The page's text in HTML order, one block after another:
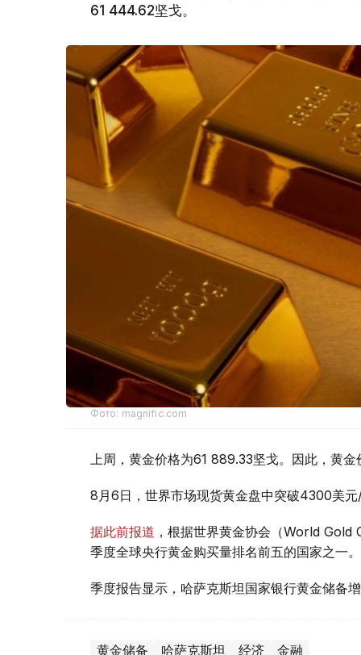
61 444.62坚戈。
Фото: magnific.com
上周，黄金价格为61 889.33坚戈。因此，黄
8月6日，世界市场现货黄金盘中突破4300美元
据此前报道 ，根据世界黄金协会（World
季度全球央行黄金购买量排名前五的国家之一。
季度报告显示，哈萨克斯坦国家银行黄金储备增
黄金储备 哈萨克斯坦 经济 金融